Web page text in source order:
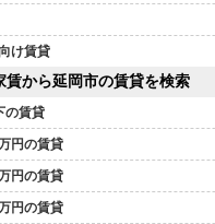
け賃貸
賃から延岡市の賃貸を検索
の賃貸
円の賃貸
円の賃貸
円の賃貸